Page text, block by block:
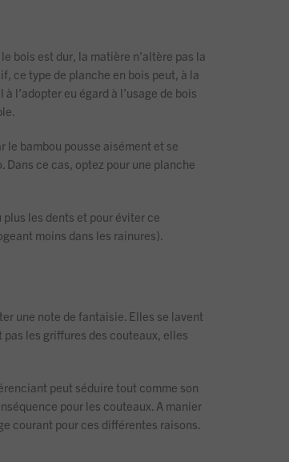
bois est dur, la matière n’altère pas la
ce type de planche en bois peut, à la
l’adopter eu égard à l’usage de bois
le bambou pousse aisément et se
ce cas, optez pour une planche
plus les dents et pour éviter ce
moins dans les rainures).
une note de fantaisie. Elles se lavent
les griffures des couteaux, elles
peut séduire tout comme son
pour les couteaux. A manier
courant pour ces différentes raisons.